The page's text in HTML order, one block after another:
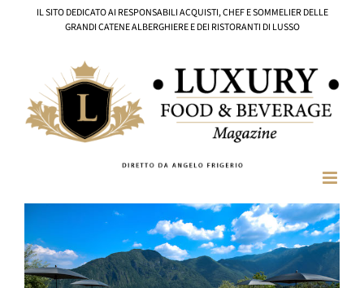
IL SITO DEDICATO AI RESPONSABILI ACQUISTI, CHEF E SOMMELIER DELLE
GRANDI CATENE ALBERGHIERE E DEI RISTORANTI DI LUSSO